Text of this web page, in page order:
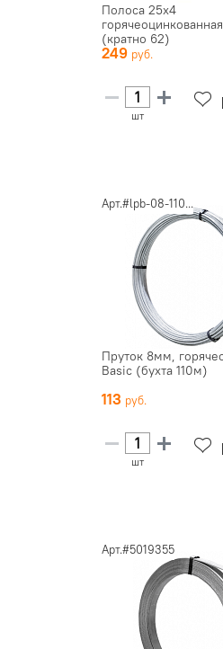
Полоса 25х4
(кратно 62)
249
шт
Арт.#lpb-08-110...
Пруток 8мм,
Basic (бухта 110м)
113
шт
Арт.#5019355